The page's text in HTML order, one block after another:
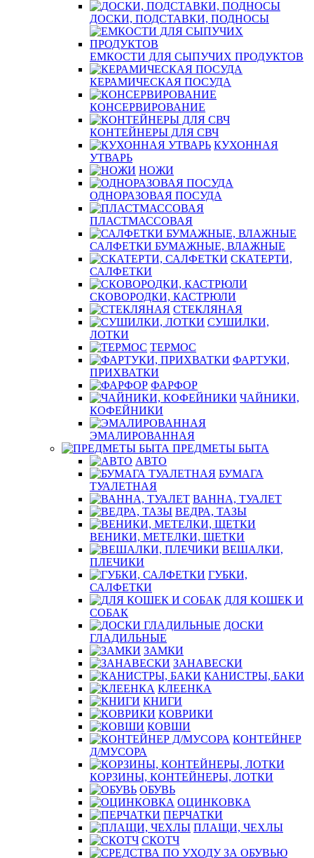
ДОСКИ, ПОДСТАВКИ, ПОДНОСЫ
ЕМКОСТИ ДЛЯ СЫПУЧИХ ПРОДУКТОВ
КЕРАМИЧЕСКАЯ ПОСУДА
КОНСЕРВИРОВАНИЕ
КОНТЕЙНЕРЫ ДЛЯ СВЧ
КУХОННАЯ
УТВАРЬ
НОЖИ
ОДНОРАЗОВАЯ ПОСУДА
ПЛАСТМАССОВАЯ
САЛФЕТКИ БУМАЖНЫЕ, ВЛАЖНЫЕ
СКАТЕРТИ,
САЛФЕТКИ
СКОВОРОДКИ, КАСТРЮЛИ
СТЕКЛЯНАЯ
СУШИЛКИ,
ЛОТКИ
ТЕРМОС
ФАРТУКИ,
ПРИХВАТКИ
ФАРФОР
ЧАЙНИКИ,
КОФЕЙНИКИ
ЭМАЛИРОВАННАЯ
ПРЕДМЕТЫ БЫТА
АВТО
БУМАГА
ТУАЛЕТНАЯ
ВАННА, ТУАЛЕТ
ВЕДРА, ТАЗЫ
ВЕНИКИ, МЕТЕЛКИ, ЩЕТКИ
ВЕШАЛКИ,
ПЛЕЧИКИ
ГУБКИ,
САЛФЕТКИ
ДЛЯ КОШЕК И
СОБАК
ДОСКИ
ГЛАДИЛЬНЫЕ
ЗАМКИ
ЗАНАВЕСКИ
КАНИСТРЫ, БАКИ
КЛЕЕНКА
КНИГИ
КОВРИКИ
КОВШИ
КОНТЕЙНЕР
Д/МУСОРА
КОРЗИНЫ, КОНТЕЙНЕРЫ, ЛОТКИ
ОБУВЬ
ОЦИНКОВКА
ПЕРЧАТКИ
ПЛАЩИ, ЧЕХЛЫ
СКОТЧ